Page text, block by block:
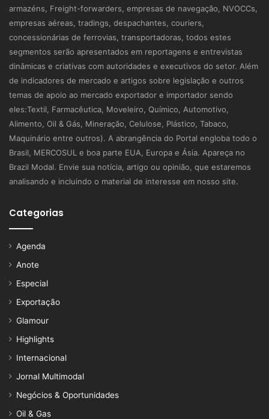
armazéns, Freight-forwarders, empresas de navegação, NVOCCs,
empresas aéreas, tradings, despachantes, couriers,
concessionárias de ferrovias, transportadoras, todos estes
segmentos serão apresentados em reportagens e entrevistas
dinâmicas e criativas com autoridades e executivos do setor. Além
de indicadores de mercado e artigos sobre legislação e outros
temas de apoio ao mercado exportador e importador sendo
eles:Textil, Farmacêutica, Moveleiro, Químico, Automotivo,
Alimento, Oil & Gás, Mineração, Celulose, Plástico, Tabaco,
Maquinário entre outros). A abrangência do Portal engloba todo o
Brasil, MERCOSUL e boa parte EUA, Europa e Ásia. Apareça no
Brazil Modal. Envie sua notícia, artigo ou opinião, que estaremos
analisando e incluindo o material de interesse em nosso site.
Categorias
Agenda
Anote
Especial
Exportação
Glamour
Highlights
Internacional
Jornal Multimodal
Negócios & Oportunidades
Oil & Gas